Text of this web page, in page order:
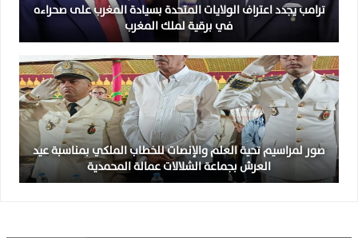
ترامب يجدد اعتراف الولايات المتحدة بسيادة المغرب على صحراءه
في برقية لملك المغرب
صور لمراسيم تحية العلم والإنصات للخطاب الملكي بمناسبة عيد
العرش بجماعة الشلالات عمالة المحمدية